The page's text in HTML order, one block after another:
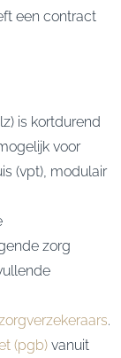
een contract
is kortdurend
voor
(vpt), modulair
zorg
.
(pgb) vanuit